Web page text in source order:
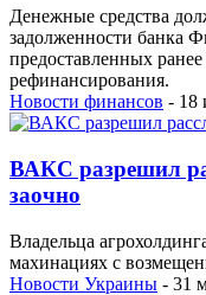
Денежные средства
задолженности банка
предоставленных
рефинансирования.
Новости финансов - 18
ВАКС разрешил
заочно
Владельца
махинациях с
Новости Украины - 31